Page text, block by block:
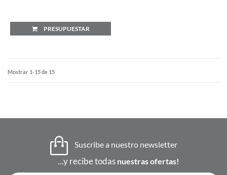
PRESUPUESTAR
Mostrar 1-15 de 15
Suscribe a nuestro newsletter
...y recibe todas nuestras ofertas!